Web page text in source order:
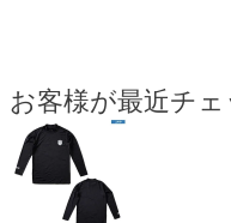
お客様が最近チ